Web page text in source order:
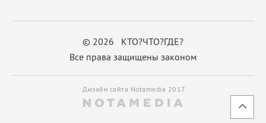
© 2026 КТО?ЧТО?ГДЕ?
Все права защищены законом
Дизайн сайта Notamedia 2017